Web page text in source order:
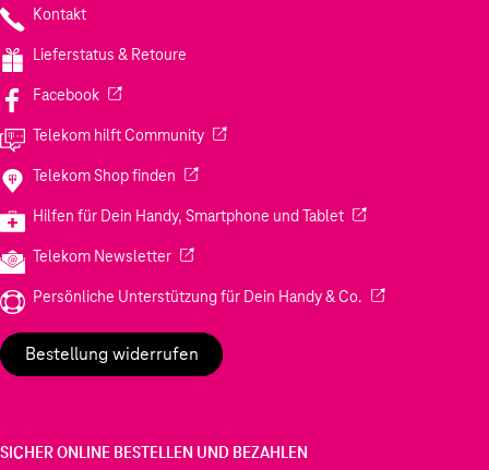
Kontakt
Lieferstatus & Retoure
Facebook(Wird in einem neuen Tab geöffnet)
Telekom hilft Community(Wird in einem neuen Tab geöffnet)
Telekom Shop finden (Wird in einem neuen Tab geöffnet)
Hilfen für Dein Handy, Smartphone und Tablet(Wird in einem
Telekom Newsletter(Wird in einem neuen Tab geöffnet)
Persönliche Unterstützung für Dein Handy & Co. (Wird in einem
Bestellung widerrufen
SICHER ONLINE BESTELLEN UND BEZAHLEN